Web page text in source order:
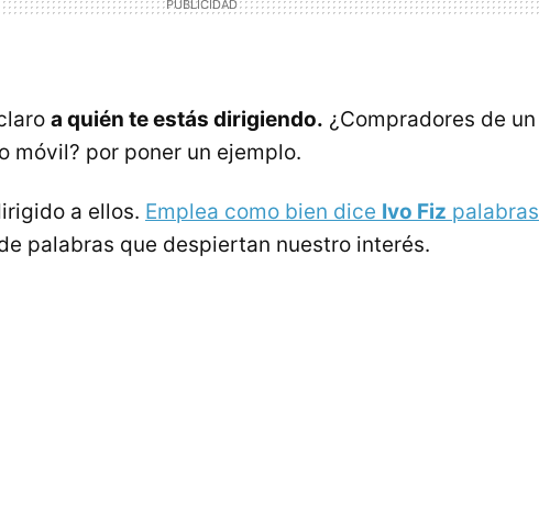
a quién te estás dirigiendo. ¿Compradores de un
móvil? por poner un ejemplo.
a ellos. Emplea como bien dice Ivo Fiz palabras
palabras que despiertan nuestro interés.